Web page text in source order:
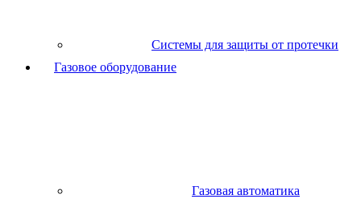
Системы для защиты от протечки
Газовое оборудование
Газовая автоматика